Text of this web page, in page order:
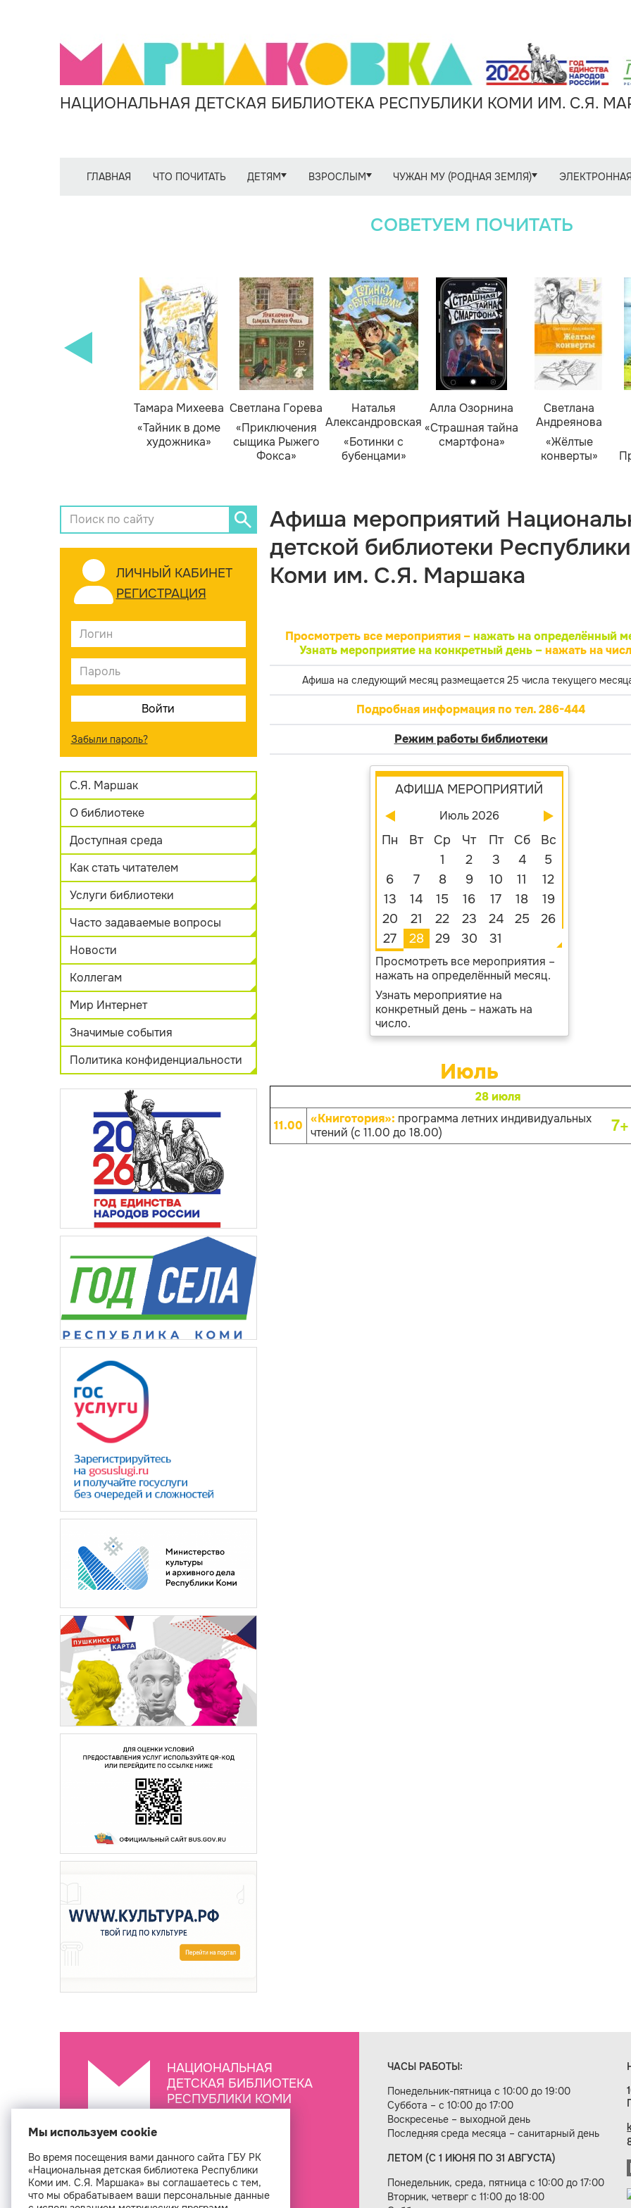
НАЦИОНАЛЬНАЯ ДЕТСКАЯ БИБЛИОТЕКА РЕСПУБЛИКИ КОМИ ИМ. С.Я.
ГЛАВНАЯ ЧТО ПОЧИТАТЬ ДЕТЯМ ВЗРОСЛЫМ ЧУЖАН МУ (РОДНАЯ ЗЕМЛЯ)
СОВЕТУЕМ ПОЧИТАТЬ
Тамара Михеева
«Тайник в доме
художника»
Светлана Горева
«Приключения
сыщика Рыжего
Фокса»
Наталья
Александровская
«Ботинки с
бубенцами»
Алла Озорнина
«Страшная тайна
смартфона»
Светлана
Андреянова
«Жёлтые
конверты»
ЛИЧНЫЙ КАБИНЕТ
РЕГИСТРАЦИЯ
Забыли пароль?
С.Я. Маршак
О библиотеке
Доступная среда
Как стать читателем
Услуги библиотеки
Часто задаваемые вопросы
Новости
Коллегам
Мир Интернет
Значимые события
Политика конфиденциальности
Афиша мероприятий
детской библиотеки Республики
Коми им. С.Я. Маршака
Просмотреть все мероприятия – нажать на определённый
Узнать мероприятие на конкретный день –нажать на
Афиша на следующий месяц размещается 25 числа текущего
Подробная информация по тел. 286-444
Режим работы библиотеки
АФИША МЕРОПРИЯТИЙ
Июль 2026
Пн Вт Ср Чт Пт Сб
Вс
1
2 3 4
5
6
7 8 9 10 11
12
13
14 15 16 17 18
19
20
21 22 23 24 25
26
27
28 29 30 31
Просмотреть все мероприятия –
нажать на определённый месяц.
Узнать мероприятие на
конкретный день – нажать на
число.
Июль
28 июля
11.00 «Книготория»: программа летних индивидуальных
чтений (с 11.00 до 18.00)
7+
НАЦИОНАЛЬНАЯ
ДЕТСКАЯ БИБЛИОТЕКА
РЕСПУБЛИКИ КОМИ
ЧАСЫ РАБОТЫ:
Понедельник-пятница с 10:00 до 19:00
Суббота – с 10:00 до 17:00
Воскресенье – выходной день
Последняя среда месяца – санитарный день
ЛЕТОМ (С 1 ИЮНЯ ПО 31 АВГУСТА)
Понедельник, среда, пятница с 10:00 до 17:00
Вторник, четверг с 11:00 до 18:00
Создание сайта — веб-студия «Цифровой век»
Мы используем cookie
Во время посещения вами данного сайта ГБУ РК
«Национальная детская библиотека Республики
Коми им. С.Я. Маршака» вы соглашаетесь с тем,
что мы обрабатываем ваши персональные данные